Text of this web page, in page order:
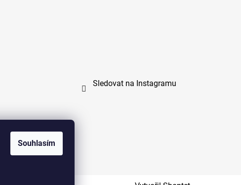
Souhlasím
Sledovat na Instagramu